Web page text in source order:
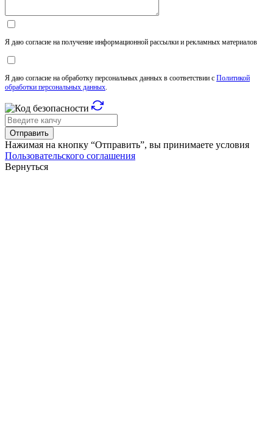
Я даю согласие на получение информационной рассылки и рекламных материалов
Я даю согласие на обработку персональных данных в соответствии с Политикой
обработки персональных данных
Отправить
Нажимая на кнопку “Отправить”, вы принимаете условия
Пользовательского соглашения
Вернуться